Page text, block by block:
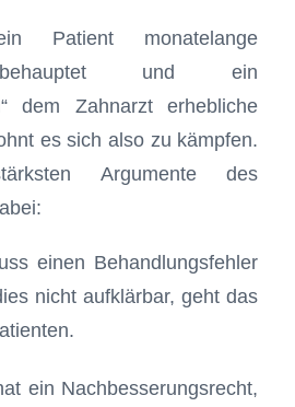
Patient monatelange
behauptet und ein
dem Zahnarzt erhebliche
es sich also zu kämpfen.
Argumente des
einen Behandlungsfehler
nicht aufklärbar, geht das
ein Nachbesserungsrecht,